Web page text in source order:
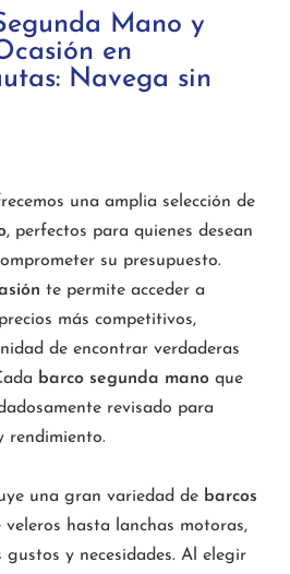
Mano y
en
Navega sin
una amplia selección de
, perfectos para quienes desean
su presupuesto.
te permite acceder a
más competitivos,
de encontrar verdaderas
barco segunda mano que
revisado para
rendimiento.
una gran variedad de barcos
veleros hasta lanchas motoras,
y necesidades. Al elegir